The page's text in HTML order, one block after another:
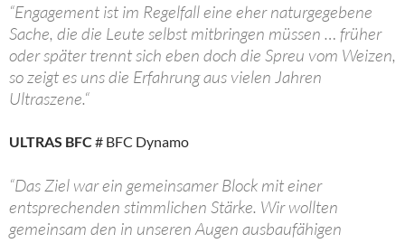
“Engagement ist im Regelfall eine eher naturgegebene
Sache, die die Leute selbst mitbringen müssen … früher
oder später trennt sich eben doch die Spreu vom Weizen,
so zeigt es uns die Erfahrung aus vielen Jahren
Ultraszene.“
ULTRAS BFC # BFC Dynamo
“Das Ziel war ein gemeinsamer Block mit einer
entsprechenden stimmlichen Stärke. Wir wollten
gemeinsam den in unseren Augen ausbaufähigen